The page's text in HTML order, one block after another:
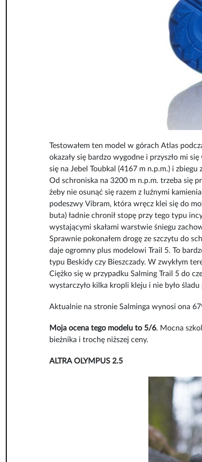
Testowałem ten model w górach Atlas
okazały się bardzo wygodne i przyszło mi
się na Jebel Toubkal (4167 m n.p.m.) i
Od schroniska na 3200 m n.p.m. trzeba się
żeby nie osunąć się razem z luźnymi
podeszwy Vibram, która wręcz klei się do
buta) ładnie chronił stopę przy tego typu
wystającymi skałami warstwie śniegu
Sprawnie pokonałem drogę ze szczytu do
daje ogromny plus modelowi Trail 5. To
typu Beskidy czy Bieszczady. W zwykłym
Ciężko się w przypadku Salming Trail 5 do
wystarczyło kilka kropli kleju i nie było
Aktualnie na stronie Salminga wynosi ona
Moja ocena tego modelu to 5/6. Mocna
bieżnika i trochę niższej ceny.
ALTRA OLYMPUS 2.5